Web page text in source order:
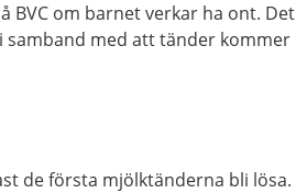
BVC om barnet verkar ha ont. Det
med att tänder kommer
de första mjölktänderna bli lösa.